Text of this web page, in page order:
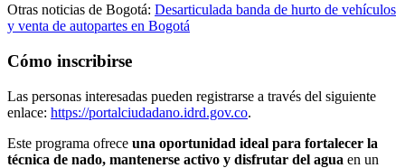
Otras noticias de Bogotá: Desarticulada banda de hurto de vehículos
y venta de autopartes en Bogotá
Cómo inscribirse
Las personas interesadas pueden registrarse a través del siguiente
enlace: https://portalciudadano.idrd.gov.co.
Este programa ofrece una oportunidad ideal para fortalecer la
técnica de nado, mantenerse activo y disfrutar del agua en un